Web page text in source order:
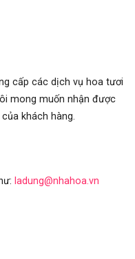
cấp các dịch vụ hoa tươi
mong muốn nhận được
khách hàng.
ladung@nhahoa.vn